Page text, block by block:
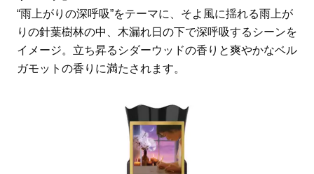
“雨上がりの深呼吸”をテーマに、そよ風に揺れる雨上が
りの針葉樹林の中、木漏れ日の下で深呼吸するシーンを
イメージ。立ち昇るシダーウッドの香りと爽やかなベル
ガモットの香りに満たされます。